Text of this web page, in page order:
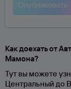
Как доехать от
Мамона?
Тут вы можете
Центральный до